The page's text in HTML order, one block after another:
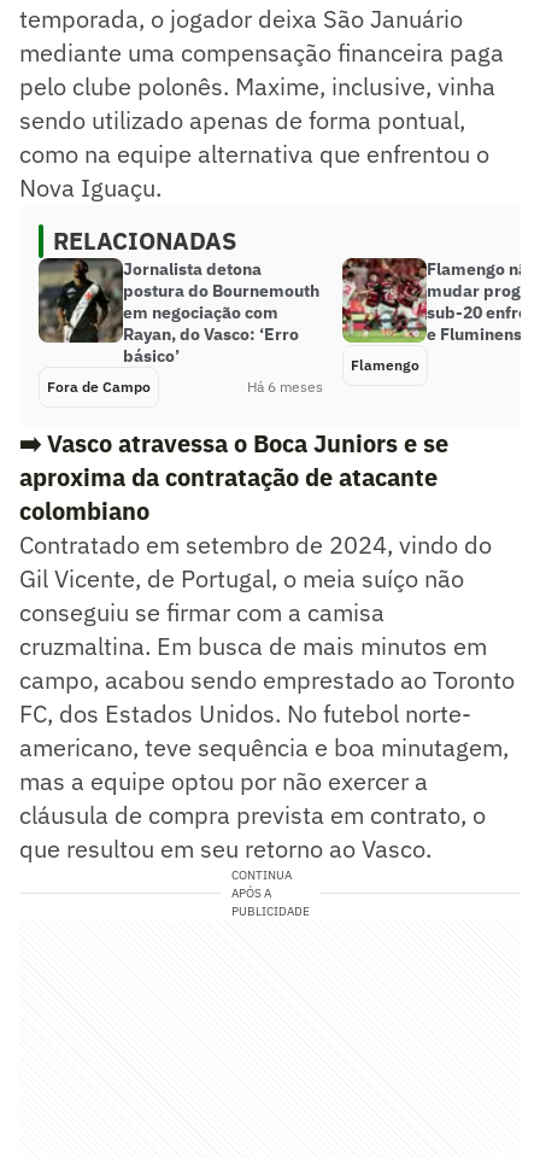
temporada, o jogador deixa São Januário
mediante uma compensação financeira paga
pelo clube polonês. Maxime, inclusive, vinha
sendo utilizado apenas de forma pontual,
como na equipe alternativa que enfrentou o
Nova Iguaçu.
RELACIONADAS
Jornalista detona
postura do Bournemouth
em negociação com
Rayan, do Vasco: ‘Erro
básico’
Fora de Campo Há 6 meses
Flamengo
mudar
sub-20
e Fluminense
Flamengo
➡️Vasco atravessa o Boca Juniors e se
aproxima da contratação de atacante
colombiano
Contratado em setembro de 2024, vindo do
Gil Vicente, de Portugal, o meia suíço não
conseguiu se firmar com a camisa
cruzmaltina. Em busca de mais minutos em
campo, acabou sendo emprestado ao Toronto
FC, dos Estados Unidos. No futebol norte-
americano, teve sequência e boa minutagem,
mas a equipe optou por não exercer a
cláusula de compra prevista em contrato, o
que resultou em seu retorno ao Vasco.
CONTINUA
APÓS A
PUBLICIDADE